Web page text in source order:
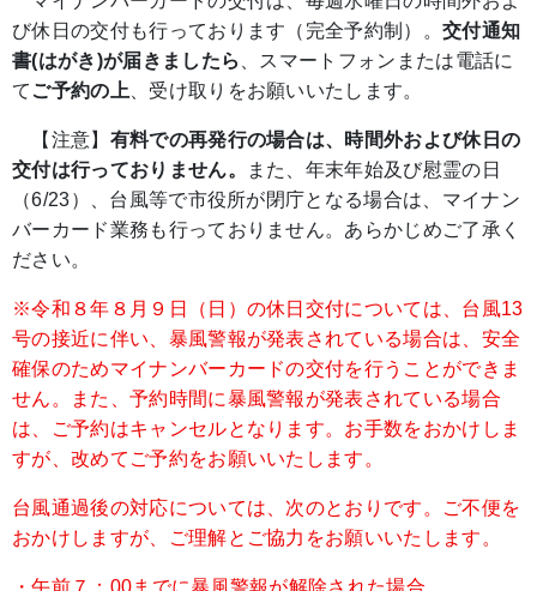
び休日の交付も行っております（完全予約制）。交付通知
書(はがき)が届きましたら
、スマートフォンまたは電話に
て ご予約の上 、受け取りをお願いいたします。
【注意】 有料での再発行の場合は、時間外および休日の
交付は行っておりません。
また、年末年始及び慰霊の日
（6/23）、台風等で市役所が閉庁となる場合は、マイナン
バーカード業務も行っておりません。あらかじめご了承く
ださい。
※令和８年８月９日（日）の休日交付については、台風13
号の接近に伴い、暴風警報が発表されている場合は、安全
確保のためマイナンバーカードの交付を行うことができま
せん。また、予約時間に暴風警報が発表されている場合
は、ご予約はキャンセルとなります。お手数をおかけしま
すが、改めてご予約をお願いいたします。
台風通過後の対応については、次のとおりです。ご不便を
おかけしますが、ご理解とご協力をお願いいたします。
・午前７：00までに暴風警報が解除された場合